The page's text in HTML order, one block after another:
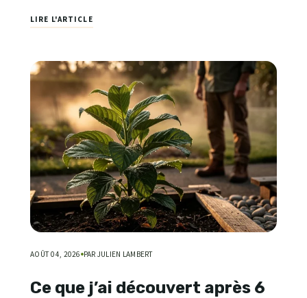
LIRE L'ARTICLE
AOÛT 04, 2026 PAR JULIEN LAMBERT
Ce que j’ai découvert après 6